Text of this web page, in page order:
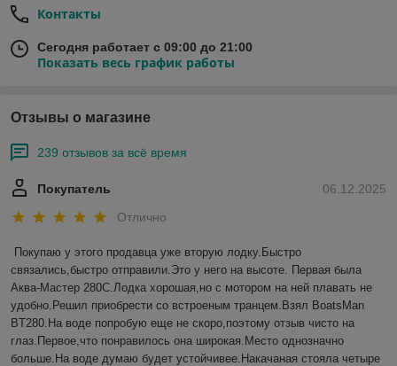
Контакты
Сегодня работает с 09:00 до 21:00
Показать весь график работы
Отзывы о магазине
239 отзывов за всё время
06.12.2025
Покупатель
Отлично
Покупаю у этого продавца уже вторую лодку.Быстро
связались,быстро отправили.Это у него на высоте. Первая была
Аква-Мастер 280С.Лодка хорошая,но с мотором на ней плавать не
удобно.Решил приобрести со встроеным транцем.Взял BoatsMan
BT280.На воде попробую еще не скоро,поэтому отзыв чисто на
глаз.Первое,что понравилось она широкая.Место однозначно
больше.На воде думаю будет устойчивее.Накачаная стояла четыре